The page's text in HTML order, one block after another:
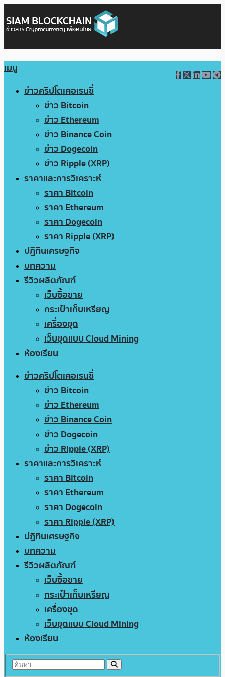
เมนู
ข่าวคริปโตเคอเรนซี่
ข่าว Bitcoin
ข่าว Ethereum
ข่าว Binance Coin
ข่าว Dogecoin
ข่าว Ripple (XRP)
ราคาและการวิเคราะห์
ราคา Bitcoin
ราคา Ethereum
ราคา Dogecoin
ราคา Ripple (XRP)
ปฏิทินเศรษฐกิจ
บทความ
รีวิวผลิตภัณฑ์
เว็บซื้อขาย
กระเป๋าเก็บเหรียญ
เครื่องขุด
เว็บขุดแบบ Cloud Mining
ห้องเรียน
ข่าวคริปโตเคอเรนซี่
ข่าว Bitcoin
ข่าว Ethereum
ข่าว Binance Coin
ข่าว Dogecoin
ข่าว Ripple (XRP)
ราคาและการวิเคราะห์
ราคา Bitcoin
ราคา Ethereum
ราคา Dogecoin
ราคา Ripple (XRP)
ปฏิทินเศรษฐกิจ
บทความ
รีวิวผลิตภัณฑ์
เว็บซื้อขาย
กระเป๋าเก็บเหรียญ
เครื่องขุด
เว็บขุดแบบ Cloud Mining
ห้องเรียน